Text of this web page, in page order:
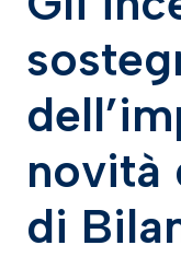
novità
di